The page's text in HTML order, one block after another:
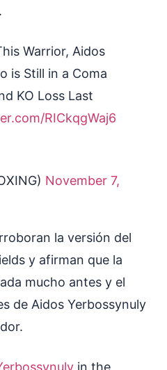
Warrior, Aidos
is Still in a Coma
KO Loss Last
RICkqgWaj6
November 7,
la versión del
y afirman que la
mucho antes y el
de Aidos Yerbossynuly